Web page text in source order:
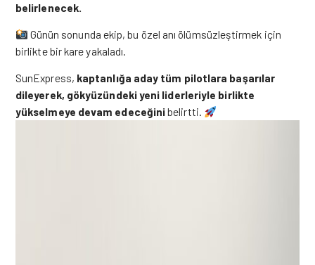
belirlenecek.
Günün sonunda ekip, bu özel anı ölümsüzleştirmek için
birlikte bir kare yakaladı.
SunExpress, kaptanlığa aday tüm pilotlara başarılar
dileyerek, gökyüzündeki yeni liderleriyle birlikte
yükselmeye devam edeceğinibelirtti.